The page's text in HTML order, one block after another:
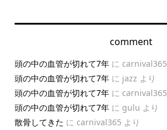
comment
頭の中の血管が切れて7年に carnival365
頭の中の血管が切れて7年に jazz より
頭の中の血管が切れて7年に carnival365
頭の中の血管が切れて7年に gulu より
散骨してきた に carnival365 より